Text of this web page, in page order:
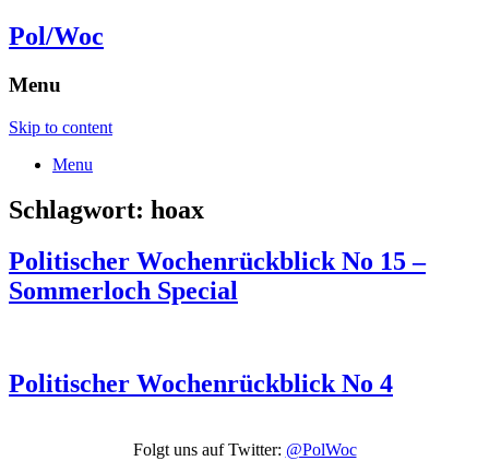
Pol/Woc
Menu
Skip to content
Menu
Schlagwort: hoax
Politischer Wochenrückblick No 15 –
Sommerloch Special
Politischer Wochenrückblick No 4
Folgt uns auf Twitter: @PolWoc